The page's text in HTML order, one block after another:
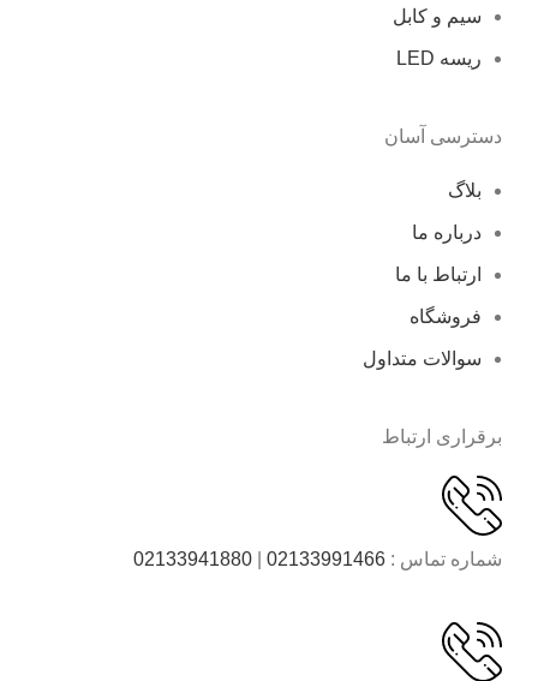
سیم و کابل
ریسه LED
دسترسی آسان
بلاگ
درباره ما
ارتباط با ما
فروشگاه
سوالات متداول
برقراری ارتباط
شماره تماس :02133991466
|
02133941880